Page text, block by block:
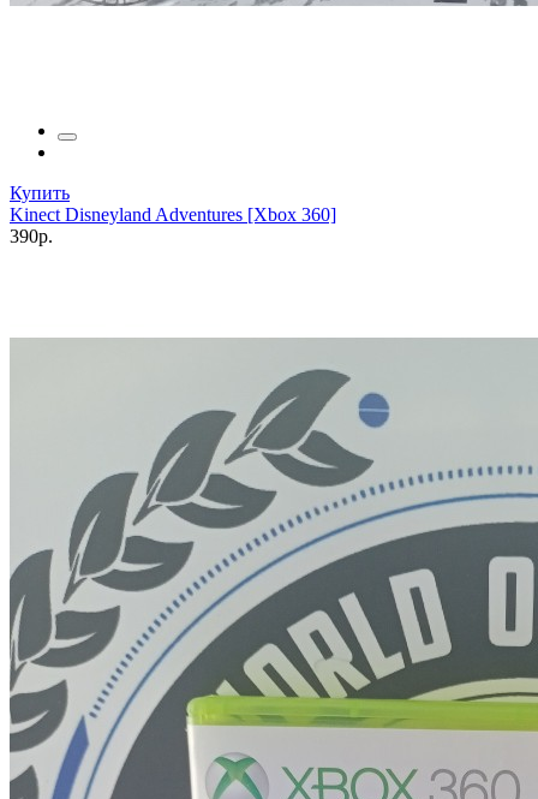
Купить
Kinect Disneyland Adventures [Xbox 360]
390р.